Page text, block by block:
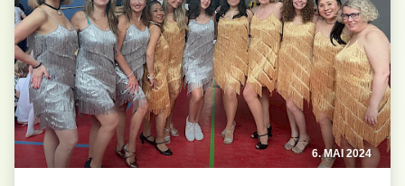
6. MAI 2024